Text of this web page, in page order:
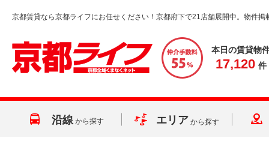
京都賃貸なら京都ライフにお任せください！京都府下で21店舗展開中。物件掲
本日の賃貸物
17,120 件
沿線 から探す エリア から探す